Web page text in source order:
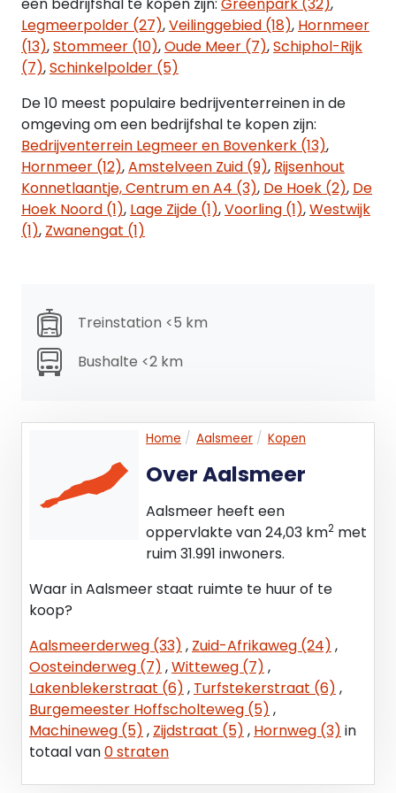
bestemmingsplan ‘Landelijk Gebied Oost’. Deze
bestemming is o.a. bestemd voor detailhandel in
bouwmaterialen, keukens, sanitair en
woninginrichting.
ENERGIELABEL
Het energielabel zal voor of op de passeerdatum
worden overhandigd aan de koper.
VLOEROPPERVLAKTE
Voor de verkoop is beschikbaar:
• Begane grond: ca. 410 m² winkel-/kantoorruimte
• Totaal: ca. 513 m² v.v.o.
Er is een NEN 2580 meetrapport aanwezig.
PARKEREN
Ruime parkeergelegenheid beschikbaar op eigen
Het object wordt in de huidige staat (“as is, where
is") opgeleverd, voorzien van onder andere:
separate toegangsdeuren
• Beton en houten vloeren voorzien van
vloerbedekking en tegels
• Elektra en data aansluitingen
• Verwarming d.m.v. vloerverwarming en
radiatoren
Legmeerpolder (27),Veilinggebied (18), Hornmeer
(13),Stommeer (10),Oude Meer (7),Schiphol-Rijk
(7),Schinkelpolder (5)
De 10 meest populaire bedrijventerreinen in de
omgeving om een bedrijfshal te kopen zijn:
Bedrijventerrein Legmeer en Bovenkerk (13),
Hornmeer (12),Amstelveen Zuid (9), Rijsenhout
Konnetlaantje, Centrum en A4 (3), De Hoek (2), De
Hoek Noord (1), Lage Zijde (1),Voorling (1),Westwijk
(1), Zwanengat (1)
Treinstation <5 km
Bushalte <2 km
Home Aalsmeer Kopen
Over Aalsmeer
Aalsmeer heeft een
oppervlakte van 24,03 km2 met
ruim 31.991 inwoners.
Waar in Aalsmeer staat ruimte te huur of te
koop?
Aalsmeerderweg (33) , Zuid-Afrikaweg (24) ,
Oosteinderweg (7) ,Witteweg (7) ,
Lakenblekerstraat (6) , Turfstekerstraat (6) ,
Burgemeester Hoffscholteweg (5) ,
Machineweg (5) , Zijdstraat (5) , Hornweg (3) in
totaal van0 straten